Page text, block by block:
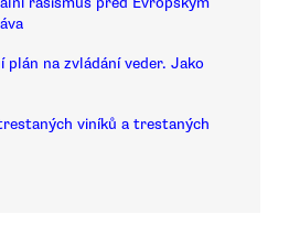
plán na zvládání veder. Jako
viníků a trestaných